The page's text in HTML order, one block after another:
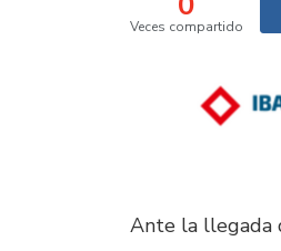
Veces compartido
Ante la llegada